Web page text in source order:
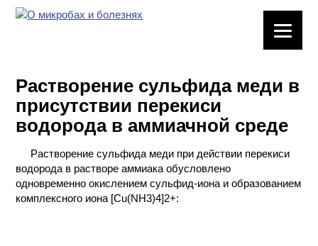
ХИМИЧЕСКАЯ
ПОСУДА
ФАКТОРЫ
МЕТОДЫ
ПРАКТИЧЕСКОЙ
Растворение сульфида меди в
присутствии перекиси
водорода в аммиачной среде
Растворение сульфида меди при действии перекиси
водорода в растворе аммиака обусловлено
одновременно окислением сульфид-иона и образованием
комплексного иона [Cu(NH3)4]2+: